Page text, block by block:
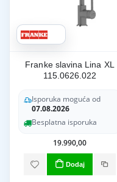
Franke slavina Lina XL
115.0626.022
Isporuka moguća od
07.08.2026
Besplatna isporuka
19.990,00
Dodaj